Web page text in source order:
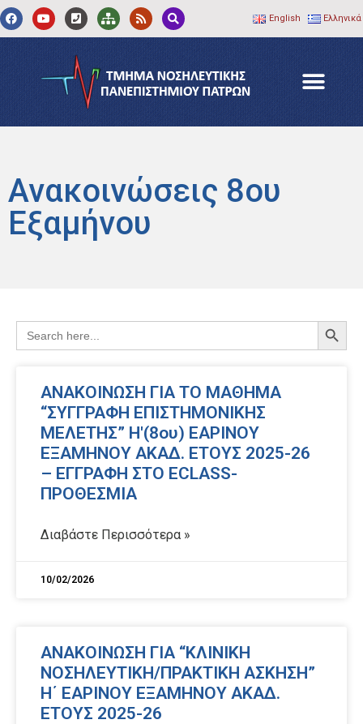
English Ελληνικά
Ανακοινώσεις 8ου
Εξαμήνου
Search
for:
ΑΝΑΚΟΙΝΩΣΗ ΓΙΑ ΤΟ ΜΑΘΗΜΑ
“ΣΥΓΓΡΑΦΗ ΕΠΙΣΤΗΜΟΝΙΚΗΣ
ΜΕΛΕΤΗΣ” Η'(8ου) ΕΑΡΙΝΟΥ
ΕΞΑΜΗΝΟΥ ΑΚΑΔ. ΕΤΟΥΣ 2025-26
– ΕΓΓΡΑΦΗ ΣΤΟ ECLASS-
ΠΡΟΘΕΣΜΙΑ
Διαβάστε Περισσότερα »
10/02/2026
ΑΝΑΚΟΙΝΩΣΗ ΓΙΑ “ΚΛΙΝΙΚΗ
ΝΟΣΗΛΕΥΤΙΚΗ/ΠΡΑΚΤΙΚΗ ΑΣΚΗΣΗ”
Η΄ ΕΑΡΙΝΟΥ ΕΞΑΜΗΝΟΥ ΑΚΑΔ.
ΕΤΟΥΣ 2025-26